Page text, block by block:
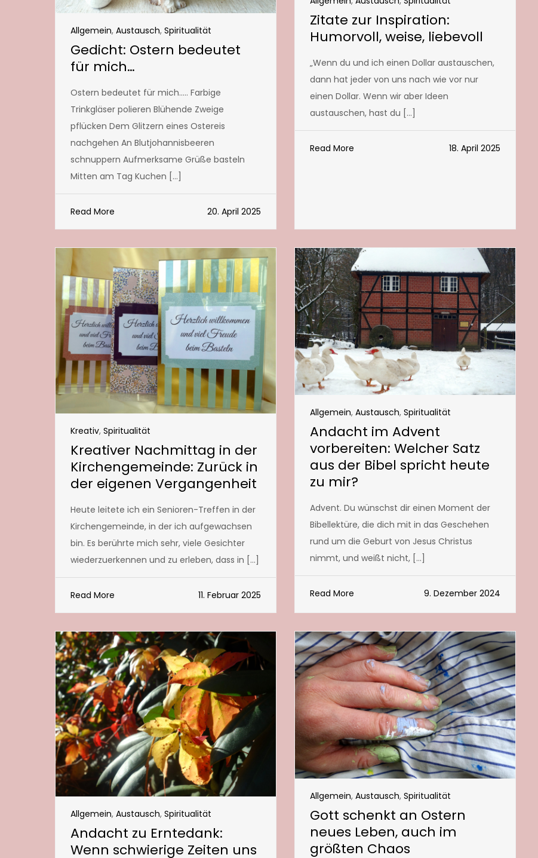
Allgemein, Austausch, Spiritualität
Gedicht: Ostern bedeutet
für mich…
Ostern bedeutet für mich….. Farbige
Trinkgläser polieren Blühende Zweige
pflücken Dem Glitzern eines Ostereis
nachgehen An Blutjohannisbeeren
schnuppern Aufmerksame Grüße basteln
Mitten am Tag Kuchen […]
Read More 20. April 2025
Zitate zur Inspiration:
Humorvoll, weise, liebevoll
„Wenn du und ich einen Dollar austauschen,
dann hat jeder von uns nach wie vor nur
einen Dollar. Wenn wir aber Ideen
austauschen, hast du […]
Read More 18. April 2025
Kreativ, Spiritualität
Kreativer Nachmittag in der
Kirchengemeinde: Zurück in
der eigenen Vergangenheit
Heute leitete ich ein Senioren-Treffen in der
Kirchengemeinde, in der ich aufgewachsen
bin. Es berührte mich sehr, viele Gesichter
wiederzuerkennen und zu erleben, dass in […]
Read More 11. Februar 2025
Allgemein, Austausch, Spiritualität
Andacht im Advent
vorbereiten: Welcher Satz
aus der Bibel spricht heute
zu mir?
Advent. Du wünschst dir einen Moment der
Bibellektüre, die dich mit in das Geschehen
rund um die Geburt von Jesus Christus
nimmt, und weißt nicht, […]
Read More 9. Dezember 2024
Allgemein, Austausch, Spiritualität
Andacht zu Erntedank:
Wenn schwierige Zeiten uns
Allgemein, Austausch, Spiritualität
Gott schenkt an Ostern
neues Leben, auch im
größten Chaos